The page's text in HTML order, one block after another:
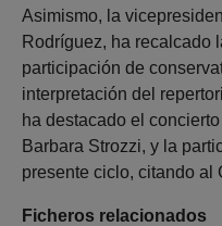
Ficheros relacionados
Asimismo, la
Rodríguez, ha recalcado
participación de
interpretación del
ha destacado el
Barbara Strozzi, y la
presente ciclo, citando al